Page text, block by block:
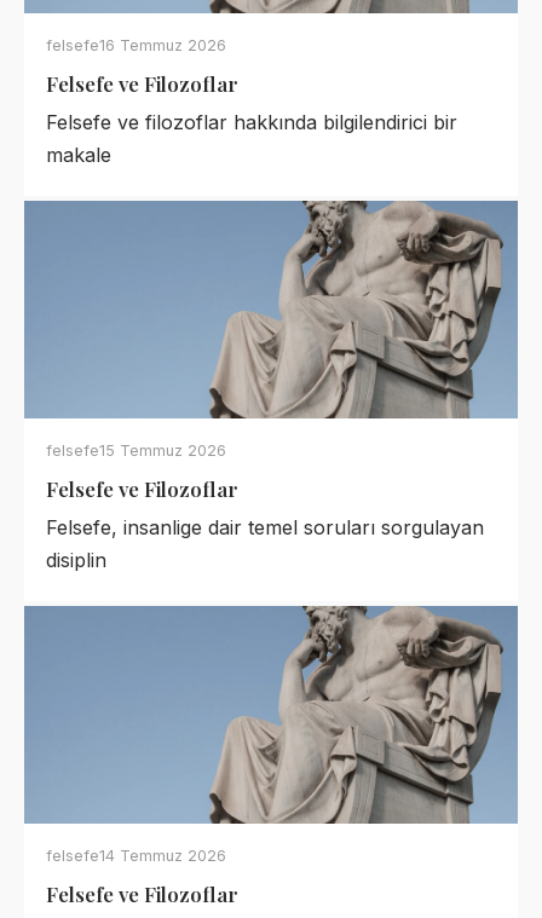
felsefe16 Temmuz 2026
Felsefe ve Filozoflar
Felsefe ve filozoflar hakkında bilgilendirici bir
makale
felsefe15 Temmuz 2026
Felsefe ve Filozoflar
Felsefe, insanlige dair temel soruları sorgulayan
disiplin
felsefe14 Temmuz 2026
Felsefe ve Filozoflar